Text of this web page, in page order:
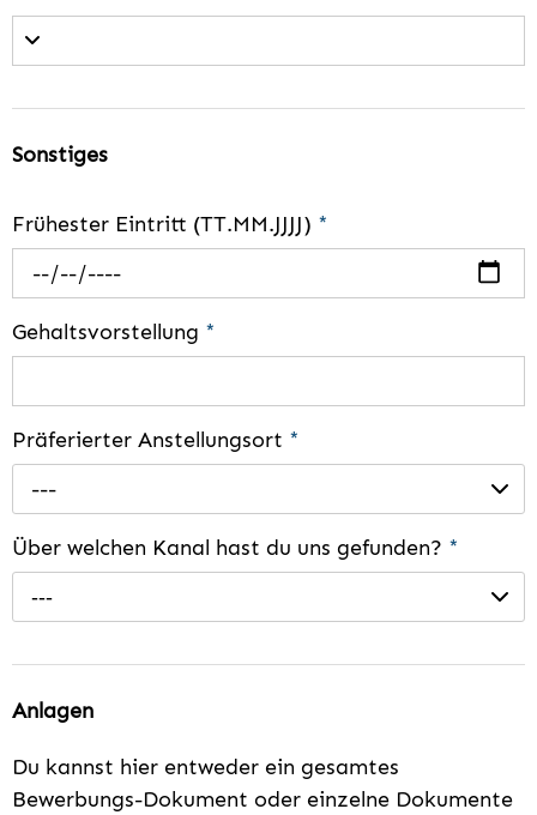
Sonstiges
Frühester Eintritt (TT.MM.JJJJ) *
Gehaltsvorstellung *
Präferierter Anstellungsort *
---
Über welchen Kanal hast du uns gefunden? *
---
Anlagen
Du kannst hier entweder ein gesamtes
Bewerbungs-Dokument oder einzelne Dokumente